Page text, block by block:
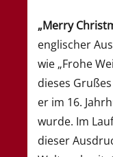
„Merry
englischer
wie „Frohe
dieses
er im 16.
wurde. Im
dieser